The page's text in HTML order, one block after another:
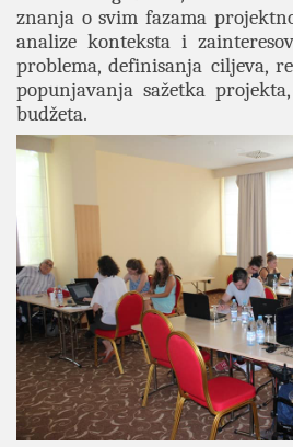
znanja o svim fazama
analize konteksta i
problema, definisanja ciljeva,
popunjavanja sažetka
budžeta.